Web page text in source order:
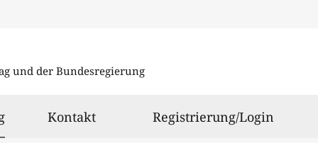
und der Bundesregierung
ausgewählt
Kontakt Registrierung/Login